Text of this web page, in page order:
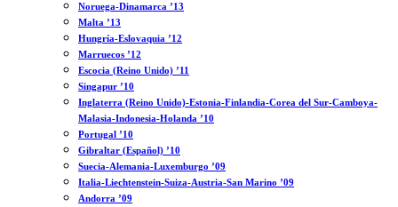
Noruega-Dinamarca ’13
Malta ’13
Hungría-Eslovaquia ’12
Marruecos ’12
Escocia (Reino Unido) ’11
Singapur ’10
Inglaterra (Reino Unido)-Estonia-Finlandia-Corea del Sur-Camboya-
Malasia-Indonesia-Holanda ’10
Portugal ’10
Gibraltar (Español) ’10
Suecia-Alemania-Luxemburgo ’09
Italia-Liechtenstein-Suiza-Austria-San Marino ’09
Andorra ’09